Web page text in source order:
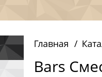
Главная
Bars